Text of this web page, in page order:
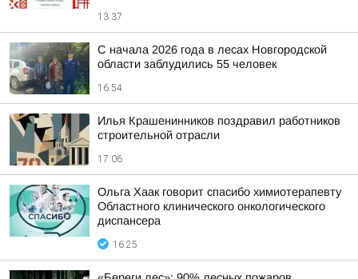
13:37
С начала 2026 года в лесах Новгородской
области заблудились 55 человек
16:54
Илья Крашенинников поздравил работников
строительной отрасли
17:06
Ольга Хаак говорит спасибо химиотерапевту
Областного клинического онкологического
диспансера
16:25